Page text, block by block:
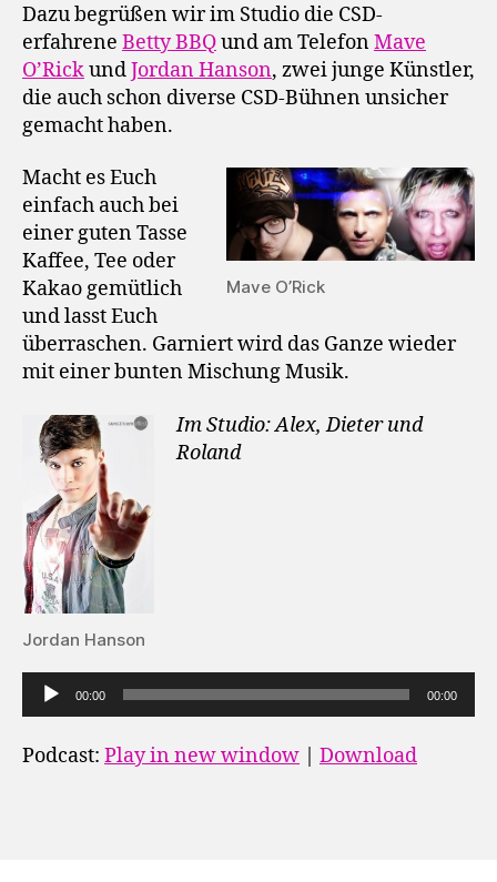
Dazu begrüßen wir im Studio die CSD-
erfahrene Betty BBQund am TelefonMave
O’RickundJordan Hanson, zwei junge Künstler,
die auch schon diverse CSD-Bühnen unsicher
gemacht haben.
Mave O’Rick
Macht es Euch
einfach auch bei
einer guten Tasse
Kaffee, Tee oder
Kakao gemütlich
und lasst Euch
überraschen. Garniert wird das Ganze wieder
mit einer bunten Mischung Musik.
Jordan Hanson
Im Studio: Alex, Dieter und
Roland
d
i
-
00:00 00:00
Podcast: Play in new window Download